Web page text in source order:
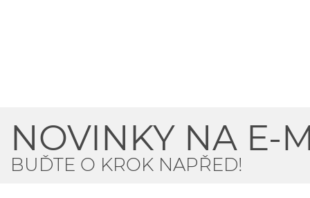
NOVINKY NA E-
BUĎTE O KROK NAPŘED!